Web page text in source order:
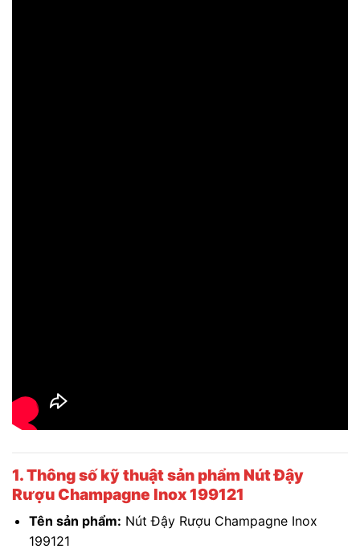
1. Thông số kỹ thuật sản phẩm Nút Đậy
Rượu Champagne Inox 199121
Tên sản phẩm: Nút Đậy Rượu Champagne Inox
199121